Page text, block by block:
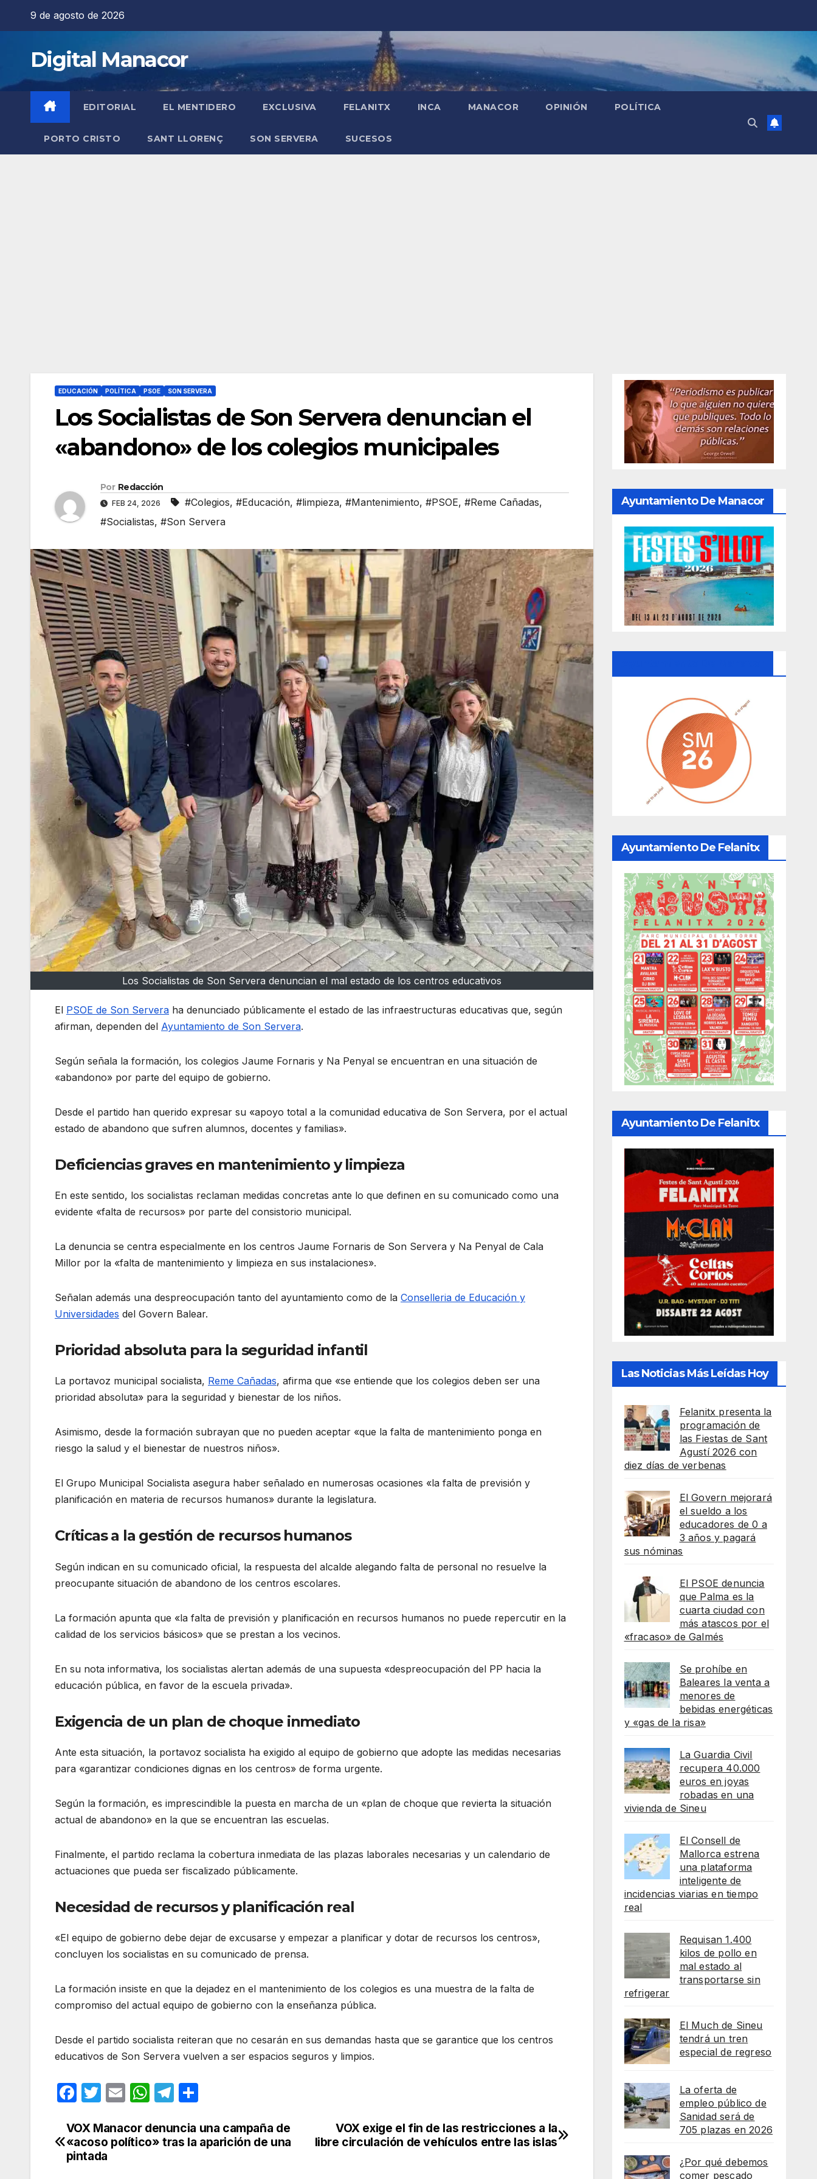
9 de agosto de 2026
Digital Manacor
EDITORIAL EL MENTIDERO EXCLUSIVA FELANITX INCA MANACOR OPINIÓN POLÍTICA
PORTO CRISTO SANT LLORENÇ SON SERVERA SUCESOS
EDUCACIÓN POLÍTICA PSOE SON SERVERA
Los Socialistas de Son Servera denuncian el
«abandono» de los colegios municipales
Por Redacción
FEB 24, 2026 #Colegios, #Educación, #limpieza, #Mantenimiento, #PSOE, #Reme Cañadas,
#Socialistas, #Son Servera
Los Socialistas de Son Servera denuncian el mal estado de los centros educativos
El PSOE de Son Servera ha denunciado públicamente el estado de las infraestructuras educativas que, según
afirman, dependen del Ayuntamiento de Son Servera.
Según señala la formación, los colegios Jaume Fornaris y Na Penyal se encuentran en una situación de
«abandono» por parte del equipo de gobierno.
Desde el partido han querido expresar su «apoyo total a la comunidad educativa de Son Servera, por el actual
estado de abandono que sufren alumnos, docentes y familias».
Deficiencias graves en mantenimiento y limpieza
En este sentido, los socialistas reclaman medidas concretas ante lo que definen en su comunicado como una
evidente «falta de recursos» por parte del consistorio municipal.
La denuncia se centra especialmente en los centros Jaume Fornaris de Son Servera y Na Penyal de Cala
Millor por la «falta de mantenimiento y limpieza en sus instalaciones».
Señalan además una despreocupación tanto del ayuntamiento como de la Conselleria de Educación y
Universidades del Govern Balear.
Prioridad absoluta para la seguridad infantil
La portavoz municipal socialista, Reme Cañadas, afirma que «se entiende que los colegios deben ser una
prioridad absoluta» para la seguridad y bienestar de los niños.
Asimismo, desde la formación subrayan que no pueden aceptar «que la falta de mantenimiento ponga en
riesgo la salud y el bienestar de nuestros niños».
El Grupo Municipal Socialista asegura haber señalado en numerosas ocasiones «la falta de previsión y
planificación en materia de recursos humanos» durante la legislatura.
Críticas a la gestión de recursos humanos
Según indican en su comunicado oficial, la respuesta del alcalde alegando falta de personal no resuelve la
preocupante situación de abandono de los centros escolares.
La formación apunta que «la falta de previsión y planificación en recursos humanos no puede repercutir en la
calidad de los servicios básicos» que se prestan a los vecinos.
En su nota informativa, los socialistas alertan además de una supuesta «despreocupación del PP hacia la
educación pública, en favor de la escuela privada».
Exigencia de un plan de choque inmediato
Ante esta situación, la portavoz socialista ha exigido al equipo de gobierno que adopte las medidas necesarias
para «garantizar condiciones dignas en los centros» de forma urgente.
Según la formación, es imprescindible la puesta en marcha de un «plan de choque que revierta la situación
actual de abandono» en la que se encuentran las escuelas.
Finalmente, el partido reclama la cobertura inmediata de las plazas laborales necesarias y un calendario de
actuaciones que pueda ser fiscalizado públicamente.
Necesidad de recursos y planificación real
«El equipo de gobierno debe dejar de excusarse y empezar a planificar y dotar de recursos los centros»,
concluyen los socialistas en su comunicado de prensa.
La formación insiste en que la dejadez en el mantenimiento de los colegios es una muestra de la falta de
compromiso del actual equipo de gobierno con la enseñanza pública.
Desde el partido socialista reiteran que no cesarán en sus demandas hasta que se garantice que los centros
educativos de Son Servera vuelven a ser espacios seguros y limpios.
F
c
e
T
itt
er
E
ail
W
at
s
T
e
gr
m
p
Navegación
de
VOX exige el fin de las restricciones a la
libre circulación de vehículos entre las islas
VOX Manacor denuncia una campaña de
«acoso político» tras la aparición de una
pintada
Ayuntamiento De Manacor
Ayuntamiento De Felanitx
Ayuntamiento De Felanitx
Las Noticias Más Leídas Hoy
Felanitx presenta la
programación de
las Fiestas de Sant
Agustí 2026 con
diez días de verbenas
El Govern mejorará
el sueldo a los
educadores de 0 a
3 años y pagará
sus nóminas
El PSOE denuncia
que Palma es la
cuarta ciudad con
más atascos por el
«fracaso» de Galmés
Se prohíbe en
Baleares la venta a
menores de
bebidas energéticas
y «gas de la risa»
La Guardia Civil
recupera 40.000
euros en joyas
robadas en una
vivienda de Sineu
El Consell de
Mallorca estrena
una plataforma
inteligente de
incidencias viarias en tiempo
real
Requisan 1.400
kilos de pollo en
mal estado al
transportarse sin
refrigerar
El Much de Sineu
tendrá un tren
especial de regreso
La oferta de
empleo público de
Sanidad será de
705 plazas en 2026
¿Por qué debemos
comer pescado